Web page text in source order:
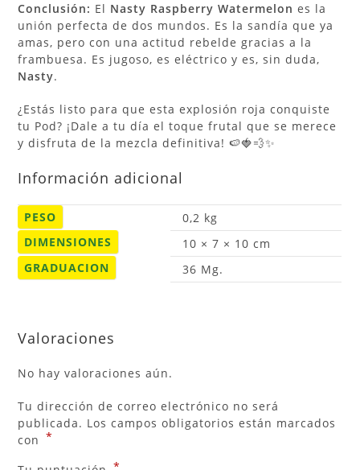
Conclusión: El Nasty Raspberry Watermelon es la
unión perfecta de dos mundos. Es la sandía que ya
amas, pero con una actitud rebelde gracias a la
frambuesa. Es jugoso, es eléctrico y es, sin duda,
Nasty.
¿Estás listo para que esta explosión roja conquiste
tu Pod? ¡Dale a tu día el toque frutal que se merece
y disfruta de la mezcla definitiva! 🍉🍓💨✨
Información adicional
PESO
0,2 kg
DIMENSIONES
10 × 7 × 10 cm
GRADUACION
36 Mg.
Valoraciones
No hay valoraciones aún.
Tu dirección de correo electrónico no será
publicada. Los campos obligatorios están marcados
con *
*